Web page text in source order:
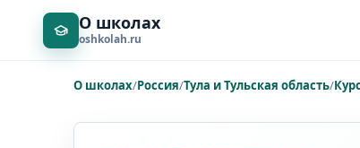
О школах
oshkolah.ru
О школах/Россия/Тула и Тульская область/